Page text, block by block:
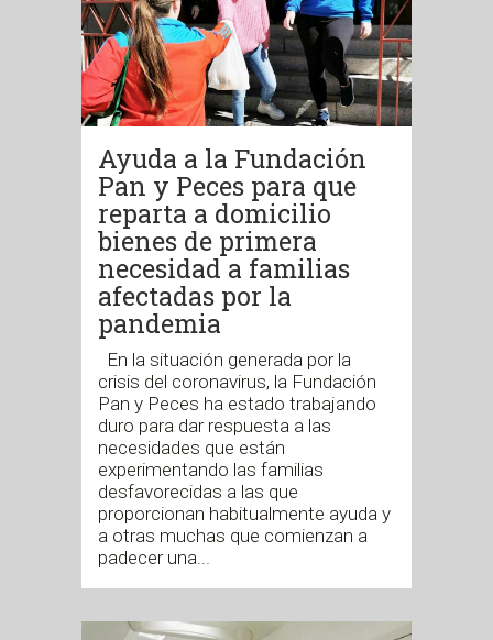
Ayuda a la Fundación
Pan y Peces para que
reparta a domicilio
bienes de primera
necesidad a familias
afectadas por la
pandemia
En la situación generada por la
crisis del coronavirus, la Fundación
Pan y Peces ha estado trabajando
duro para dar respuesta a las
necesidades que están
experimentando las familias
desfavorecidas a las que
proporcionan habitualmente ayuda y
a otras muchas que comienzan a
padecer una...